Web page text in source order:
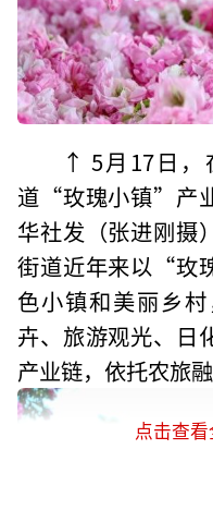
↑ 5月17日，
道“玫瑰小镇”产
华社发（张进刚摄
街道近年来以“玫
色小镇和美丽乡
卉、旅游观光、日
产业链，依托农旅
点击查